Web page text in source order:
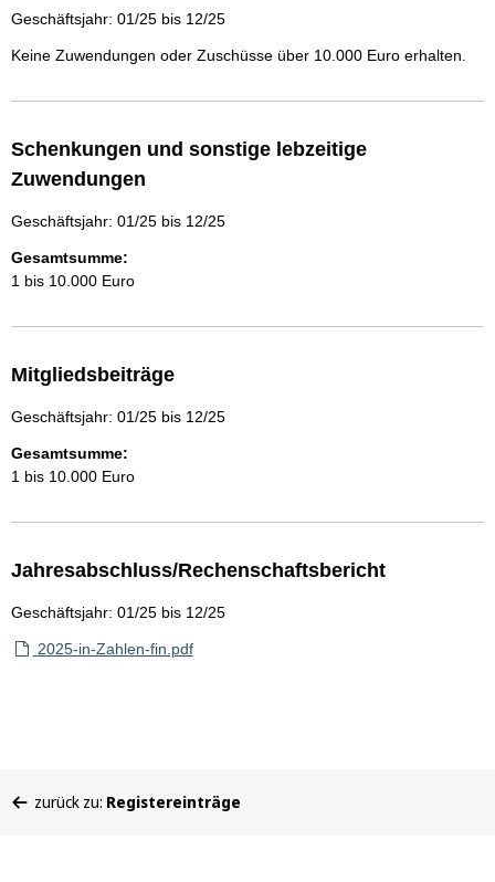
Geschäftsjahr: 01/25 bis 12/25
Keine Zuwendungen oder Zuschüsse über 10.000 Euro erhalten.
Schenkungen und sonstige lebzeitige
Zuwendungen
Geschäftsjahr: 01/25 bis 12/25
Gesamtsumme:
1 bis 10.000 Euro
Mitgliedsbeiträge
Geschäftsjahr: 01/25 bis 12/25
Gesamtsumme:
1 bis 10.000 Euro
Jahresabschluss/Rechenschaftsbericht
Geschäftsjahr: 01/25 bis 12/25
2025-in-Zahlen-fin.pdf
befinden
zurück zu: Registereinträge